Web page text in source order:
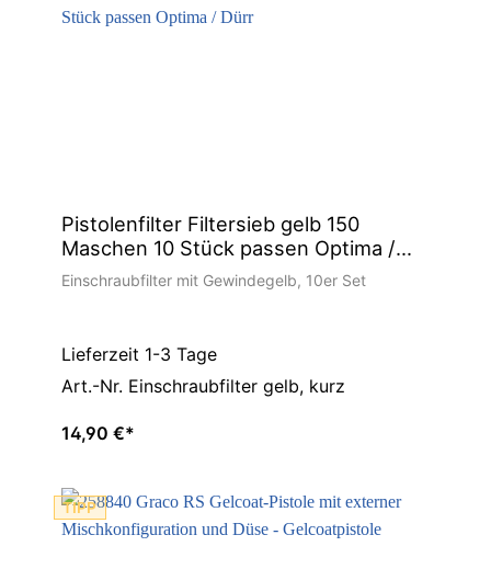
Pistolenfilter Filtersieb gelb 150
Maschen 10 Stück passen Optima /
Dürr
Einschraubfilter mit Gewindegelb, 10er Set
Lieferzeit 1-3 Tage
Art.-Nr. Einschraubfilter gelb, kurz
14,90 €*
TIPP